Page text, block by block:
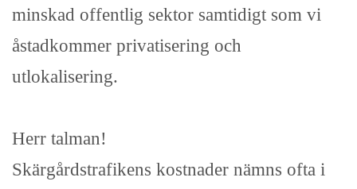
minskad offentlig sektor samtidigt som vi
åstadkommer privatisering och
utlokalisering.
Herr talman!
Skärgårdstrafikens kostnader nämns ofta i